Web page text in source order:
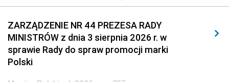
2014 2013 2012
2011 2010 2009
2008 2007 2006
2005
ZARZĄDZENIE NR 44 PREZESA RADY
MINISTRÓW z dnia 3 sierpnia 2026 r. w
sprawie Rady do spraw promocji marki
Polski